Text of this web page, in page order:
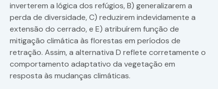
inverterem a lógica dos refúgios, B) generalizarem a
perda de diversidade, C) reduzirem indevidamente a
extensão do cerrado, e E) atribuírem função de
mitigação climática às florestas em períodos de
retração. Assim, a alternativa D reflete corretamente o
comportamento adaptativo da vegetação em
resposta às mudanças climáticas.